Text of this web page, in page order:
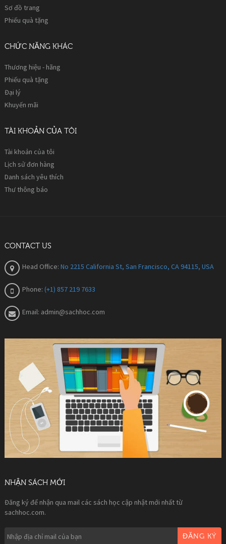
Sơ đồ trang
Phiếu quà tặng
CHỨC NĂNG KHÁC
Thương hiệu - hãng
Phiếu quà tặng
Đại lý
Khuyến mãi
TÀI KHOẢN CỦA TÔI
Tài khoản của tôi
Lịch sử đơn hàng
Danh sách yêu thích
Thư thông báo
CONTACT US
Head Office: No 2215 California St, San Francisco, CA 94115, USA
Phone: (+1) 857 219 7633
Email: admin@sachhoc.com
NHẬN SÁCH MỚI
Đăng ký để nhận qua mail các sách học cập nhật mới nhất từ
sachhoc.com.
ĐĂNG KÝ